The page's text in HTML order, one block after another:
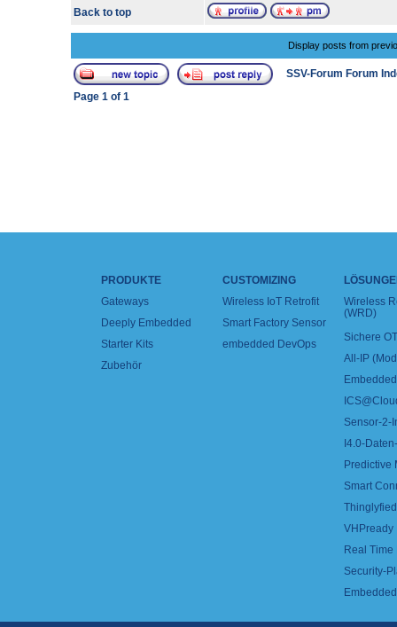
Back to top
Display posts from
SSV-Forum Forum
Page 1of 1
PRODUKTE
Gateways
Deeply Embedded
Starter Kits
Zubehör
CUSTOMIZING
Wireless IoT Retrofit
Smart Factory Sensor
embedded DevOps
Wireless
(WRD)
Sichere
All-IP
Sensor-2-
I4.0-
Predictive
Smart
VHPready
Real
Security-